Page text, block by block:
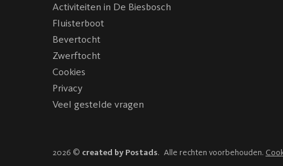
Activiteiten in De Biesbosch
Fluisterboot
Bevertocht
Zwerftocht
Cookies
Privacy
Veel gestelde vragen
2026 © created by Postads. Alle rechten voorbehouden.